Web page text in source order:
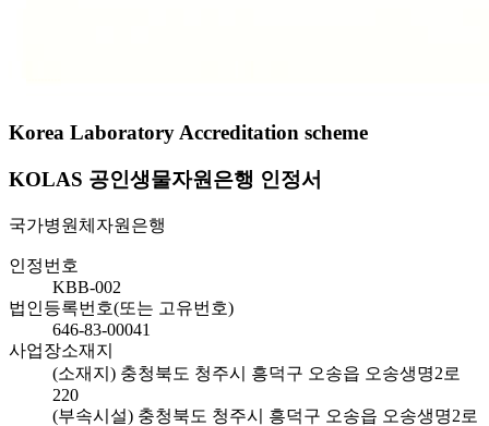
Korea Laboratory Accreditation scheme
KOLAS 공인생물자원은행 인정서
국가병원체자원은행
인정번호
KBB-002
법인등록번호(또는 고유번호)
646-83-00041
사업장소재지
(소재지) 충청북도 청주시 흥덕구 오송읍 오송생명2로
220
(부속시설) 충청북도 청주시 흥덕구 오송읍 오송생명2로